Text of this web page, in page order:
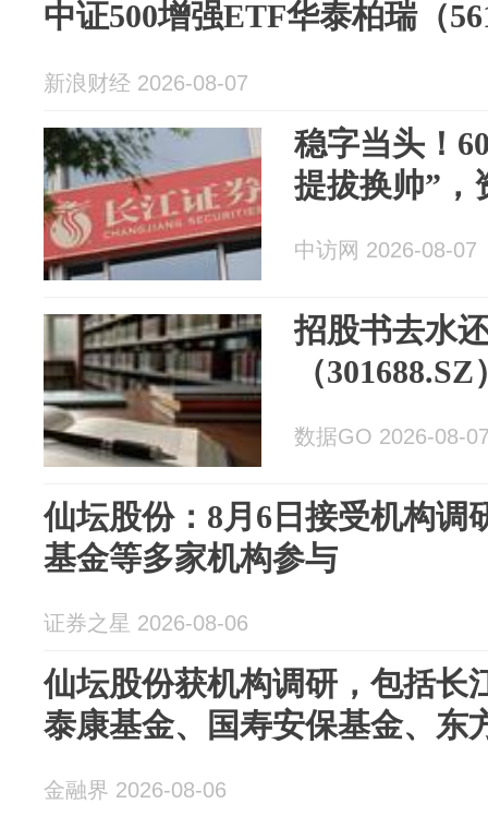
中证500增强ETF华泰柏瑞（
新浪财经 2026-08-07
稳字当头！
提拔换帅”，
中访网 2026-08-07
招股书去水
（301688.SZ
数据GO 2026-08-
仙坛股份：8月6日接受机构调
基金等多家机构参与
证券之星 2026-08-06
仙坛股份获机构调研，包括长
泰康基金、国寿安保基金、东
金融界 2026-08-06